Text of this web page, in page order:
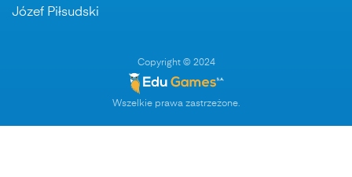
Józef Piłsudski
Copyright © 2024
Wszelkie prawa zastrzeżone.